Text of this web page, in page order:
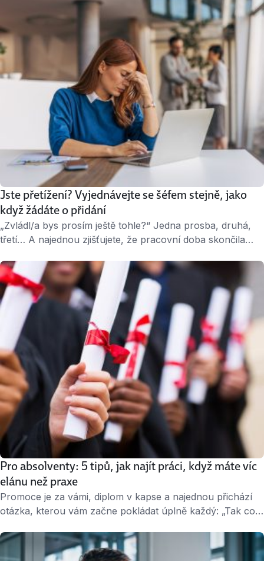
odměňování odstranit, už teď si ženy mohou říct o vyšší
mzdu. Jak na to? Co je gender pay …
Jste přetížení? Vyjednávejte se šéfem stejně, jako
když žádáte o přidání
„Zvládl/a bys prosím ještě tohle?“ Jedna prosba, druhá,
třetí… A najednou zjišťujete, že pracovní doba skončila
vám to povědomě? Pak je načase se ozvat. Udělejte to ale
chytře. Na rozhovor se šéfem se připravte stejně, jako
když se chystáte vyjednávat o zvýšení mzdy. Podle
výzkumu …
Pro absolventy: 5 tipů, jak najít práci, když máte víc
elánu než praxe
Promoce je za vámi, diplom v kapse a najednou přichází
otázka, kterou vám začne pokládat úplně každý: „Tak co,
změnit. Tady je několik tipů, které vás při hledání prvního
zaměstnání správně nasměrují. 1. Začněte na Jobs.cz